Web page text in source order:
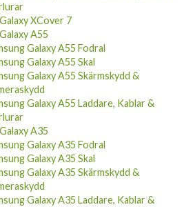
XCover 7
A55
Galaxy A55 Fodral
Galaxy A55 Skal
Galaxy A55 Skärmskydd &
Galaxy A55 Laddare, Kablar &
A35
Galaxy A35 Fodral
Galaxy A35 Skal
Galaxy A35 Skärmskydd &
Galaxy A35 Laddare, Kablar &